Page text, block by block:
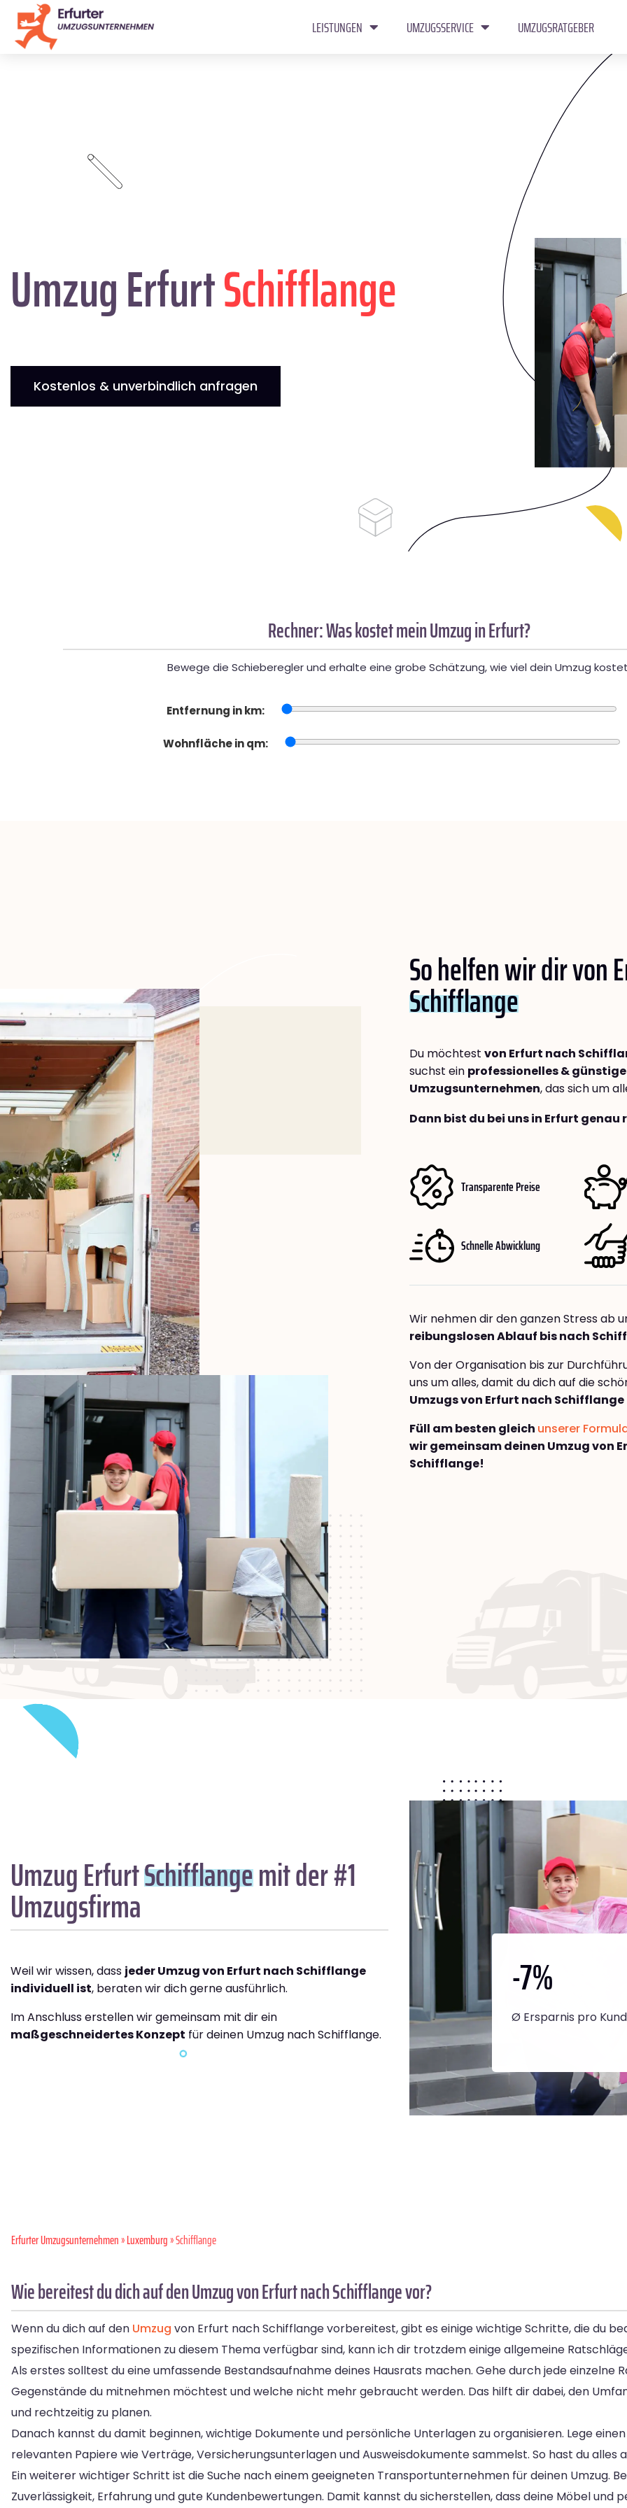
LEISTUNGEN UMZUGSSERVICE UMZUGSRATGEBER
Umzug ErfurtSchifflange
Kostenlos & unverbindlich anfragen
Rechner: Was kostet mein Umzug in Erfurt?
Bewege die Schieberegler und erhalte eine grobe Schätzung, wie viel dein Umzug
Entfernung in km:
Wohnfläche in qm:
So helfen wir dir von
Schifflange
Du möchtest von Erfurt nach
suchst ein professionelles &
Umzugsunternehmen, das sich um
Dann bist du bei uns in Erfurt
Transparente Preise
Schnelle Abwicklung
Wir nehmen dir den ganzen Stress ab
reibungslosen Ablauf bis nach
Von der Organisation bis zur
uns um alles, damit du dich auf die
Umzugs von Erfurt nach Schifflange
Füll am besten gleich unserer
wir gemeinsam deinen Umzug von
Schifflange!
Umzug ErfurtSchifflangemit der #1
Umzugsfirma
Weil wir wissen, dass jeder Umzug von Erfurt nach Schifflange
individuell ist, beraten wir dich gerne ausführlich.
Im Anschluss erstellen wir gemeinsam mit dir ein
maßgeschneidertes Konzept für deinen Umzug nach Schifflange.
-7%
Ø Ersparnis pro
Erfurter Umzugsunternehmen»Luxemburg» Schifflange
Wie bereitest du dich auf den Umzug von Erfurt nach Schifflange vor?
Wenn du dich auf den Umzug von Erfurt nach Schifflange vorbereitest, gibt es einige wichtige Schritte, die du
spezifischen Informationen zu diesem Thema verfügbar sind, kann ich dir trotzdem einige allgemeine
Als erstes solltest du eine umfassende Bestandsaufnahme deines Hausrats machen. Gehe durch jede einzelne
Gegenstände du mitnehmen möchtest und welche nicht mehr gebraucht werden. Das hilft dir dabei, den
und rechtzeitig zu planen.
Danach kannst du damit beginnen, wichtige Dokumente und persönliche Unterlagen zu organisieren. Lege
relevanten Papiere wie Verträge, Versicherungsunterlagen und Ausweisdokumente sammelst. So hast du alles
Ein weiterer wichtiger Schritt ist die Suche nach einem geeigneten Transportunternehmen für deinen Umzug.
Zuverlässigkeit, Erfahrung und gute Kundenbewertungen. Damit kannst du sicherstellen, dass deine Möbel und